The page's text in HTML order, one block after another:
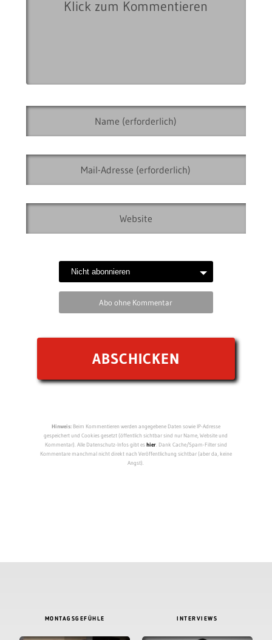
Abo ohne Kommentar
Hinweis:Beim Kommentieren werden angegebene Daten sowie IP-Adresse
gespeichert und Cookies gesetzt (öffentlich sichtbar sind nur Name, Website und
Kommentar). Alle Datenschutz-Infos gibt eshier. Dank Cache/Spam-Filter sind
Kommentare manchmal nicht direkt nach Veröffentlichung sichtbar (aber da, keine
Angst).
MONTAGSGEFÜHLE INTERVIEWS